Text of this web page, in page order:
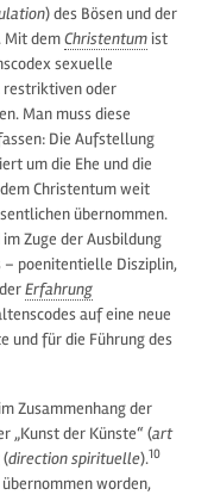
) des Bösen und der
Mit demChristentumist
sexuelle
restriktiven oder
Man muss diese
Die Aufstellung
um die Ehe und die
Christentum weit
übernommen.
Zuge der Ausbildung
– poenitentielle Disziplin,
Erfahrung
auf eine neue
und für die Führung des
Zusammenhang der
„Kunst der Künste“ (art
(direction spirituelle).10
worden,